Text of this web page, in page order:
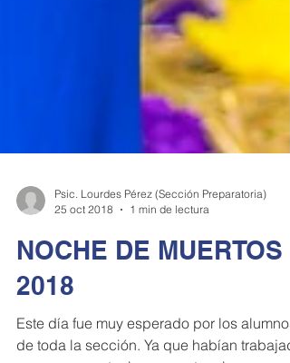
Psic. Lourdes Pérez (Sección Preparatoria)
25 oct 2018
1 min de lectura
NOCHE DE MUERTOS
2018